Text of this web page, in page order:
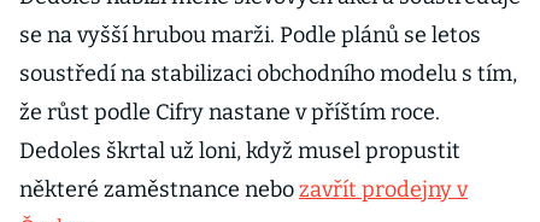
se na vyšší hrubou marži. Podle plánů se letos
soustředí na stabilizaci obchodního modelu s tím,
že růst podle Cifry nastane v příštím roce.
Dedoles škrtal už loni, když musel propustit
některé zaměstnance nebozavřít prodejny v